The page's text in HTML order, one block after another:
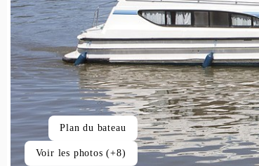
Plan du bateau
Voir les photos (+8)